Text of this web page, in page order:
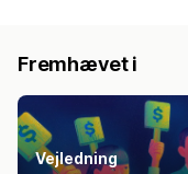
Fremhævet i
Vejledning